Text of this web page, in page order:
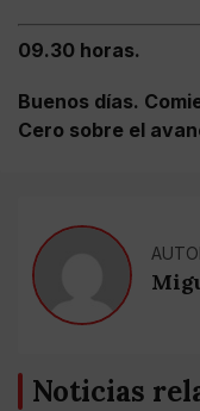
09.30 horas.
Buenos días.
Cero sobre el
Noticias